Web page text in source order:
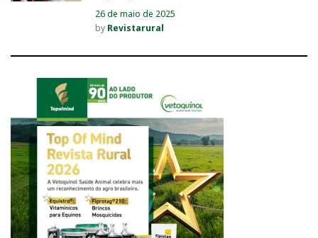
26 de maio de 2025
by Revistarural